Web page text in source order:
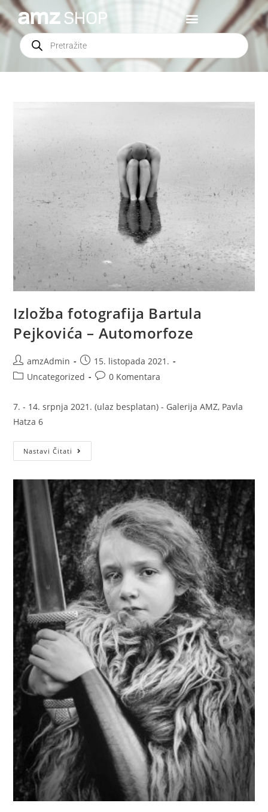
Izložba fotografija Bartula
Pejkovića – Automorfoze
amzAdmin
15. listopada 2021.
Uncategorized
0 Komentara
7. - 14. srpnja 2021. (ulaz besplatan) - Galerija AMZ, Pavla
Hatza 6
Nastavi Čitati